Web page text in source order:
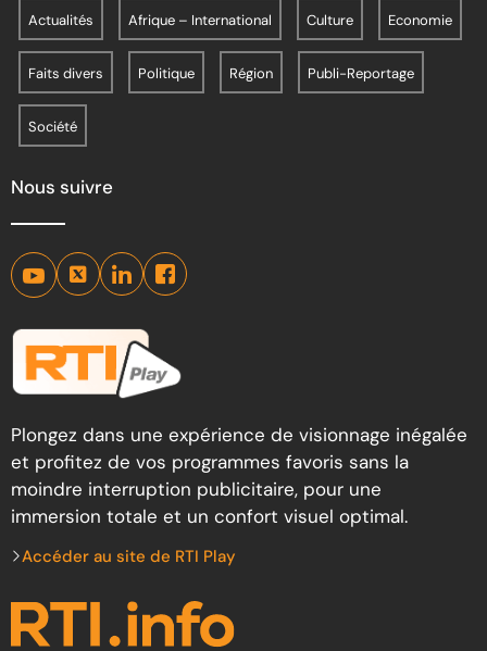
Actualités Afrique – International Culture Economie
Faits divers Politique Région Publi-Reportage
Société
Nous suivre
Plongez dans une expérience de visionnage inégalée
et profitez de vos programmes favoris sans la
moindre interruption publicitaire, pour une
immersion totale et un confort visuel optimal.
Accéder au site de RTI Play